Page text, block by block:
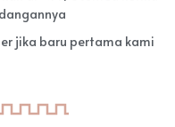
jika baru pertama kami